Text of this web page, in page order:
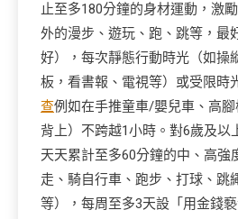
止至多180分鐘的身材運動，激
外的漫步、遊玩、跑、跳等，最
好），每次靜態行動時光（如操
板，看書報、電視等）或受限時
查例如在手推童車/嬰兒車、高
背上）不跨越1小時。對6歲及以
天天累計至多60分鐘的中、高強
走、騎自行車、跑步、打球、跳
等），每周至多3天設「用金錢